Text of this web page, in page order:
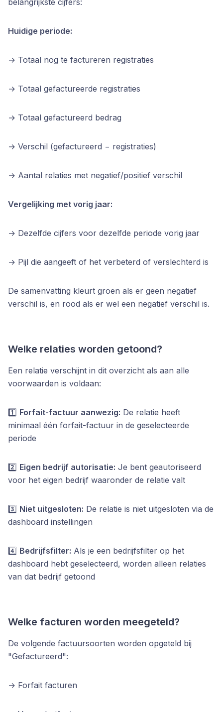
Huidige periode:
→ Totaal nog te factureren registraties
→ Totaal gefactureerde registraties
→ Totaal gefactureerd bedrag
→ Verschil (gefactureerd − registraties)
→ Aantal relaties met negatief/positief verschil
Vergelijking met vorig jaar:
→ Dezelfde cijfers voor dezelfde periode vorig jaar
→ Pijl die aangeeft of het verbeterd of verslechterd is
De samenvatting kleurt groen als er geen negatief
verschil is, en rood als er wel een negatief verschil is.
Welke relaties worden getoond?
Een relatie verschijnt in dit overzicht als aan alle
voorwaarden is voldaan:
1️⃣ Forfait-factuur aanwezig: De relatie heeft
minimaal één forfait-factuur in de geselecteerde
periode
2️⃣ Eigen bedrijf autorisatie: Je bent geautoriseerd
voor het eigen bedrijf waaronder de relatie valt
3️⃣ Niet uitgesloten: De relatie is niet uitgesloten via de
dashboard instellingen
4️⃣ Bedrijfsfilter: Als je een bedrijfsfilter op het
dashboard hebt geselecteerd, worden alleen relaties
van dat bedrijf getoond
Welke facturen worden meegeteld?
De volgende factuursoorten worden opgeteld bij
"Gefactureerd":
→ Forfait facturen